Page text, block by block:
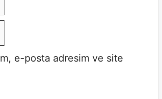
e-posta adresim ve site